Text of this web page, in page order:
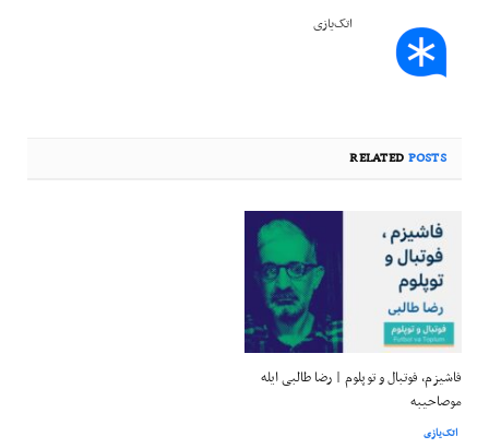
اتک‌یازی
RELATED POSTS
فاشیزم، فوتبال و توپلوم | رضا طالبی ایله
موصاحیبه
اتک‌یازی